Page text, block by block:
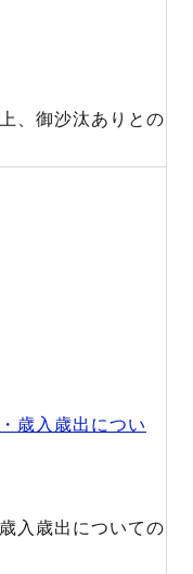
、御沙汰ありとの
歳入歳出につい
入歳出についての